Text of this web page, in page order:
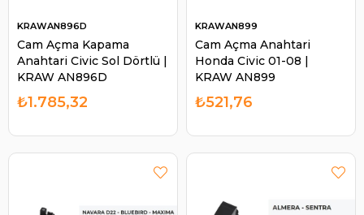
Cam Açma Kapama
Anahtari Civic Sol Dörtlü |
KRAW AN896D
KRAWAN896D
₺1.785,32
Cam Açma Anahtari
Honda Civic 01-08 |
KRAW AN899
KRAWAN899
₺521,76